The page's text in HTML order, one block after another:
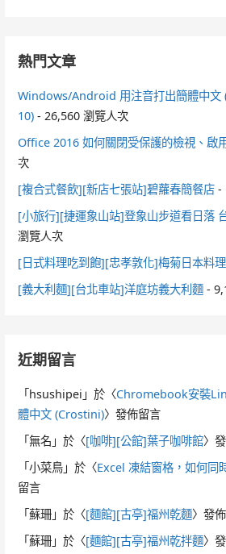
熱門文章
Windows/Android 用注音打出簡體中文
10) - 26,560 瀏覽人次
Office 2016 如何關閉受保護的檢視、啟
次
[複合式餐飲][新店七張站]碧蘿春簡餐店 -
[小旅行][捷運象山站]登象山步道看日落
瀏覽人次
[日式料理吃到飽][忠孝敦化]梅菊日本料理
[義大利麵][台北車站]洋庭坊義大利麵 -
近期留言
「hsushipei 」於〈Chromebook安裝
體中文 (Crostini)〉發佈留言
「無名 」於〈[咖啡][公館]葉子咖啡館〉
「小菜鳥 」於〈Excel 凍結窗格，如何同
留言
「蘇珊 」於〈[麵館][古亭]福州乾麵〉發
「蘇珊 」於〈[麵館][古亭]福州乾拌麵〉